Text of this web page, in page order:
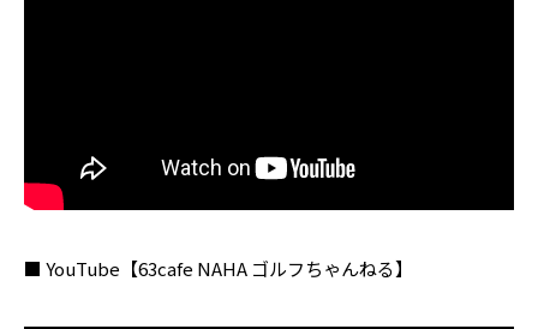
■ YouTube【63cafe NAHA ゴルフちゃんねる】